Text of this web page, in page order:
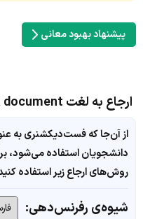
پیشنهاد بهبود معانی
ارجاع به لغت leak a document
از آن‌جا که فست‌دیکشنری به
دانشجویان استفاده می‌شود،
روش‌های ارجاع زیر استفاده
شیوه‌ی رفرنس‌دهی: